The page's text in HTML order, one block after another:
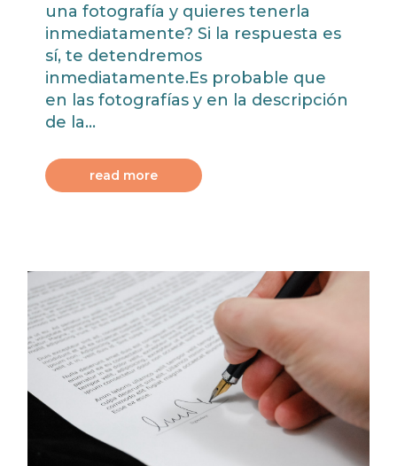
una fotografía y quieres tenerla
inmediatamente? Si la respuesta es
sí, te detendremos
inmediatamente.Es probable que
en las fotografías y en la descripción
de la...
read more